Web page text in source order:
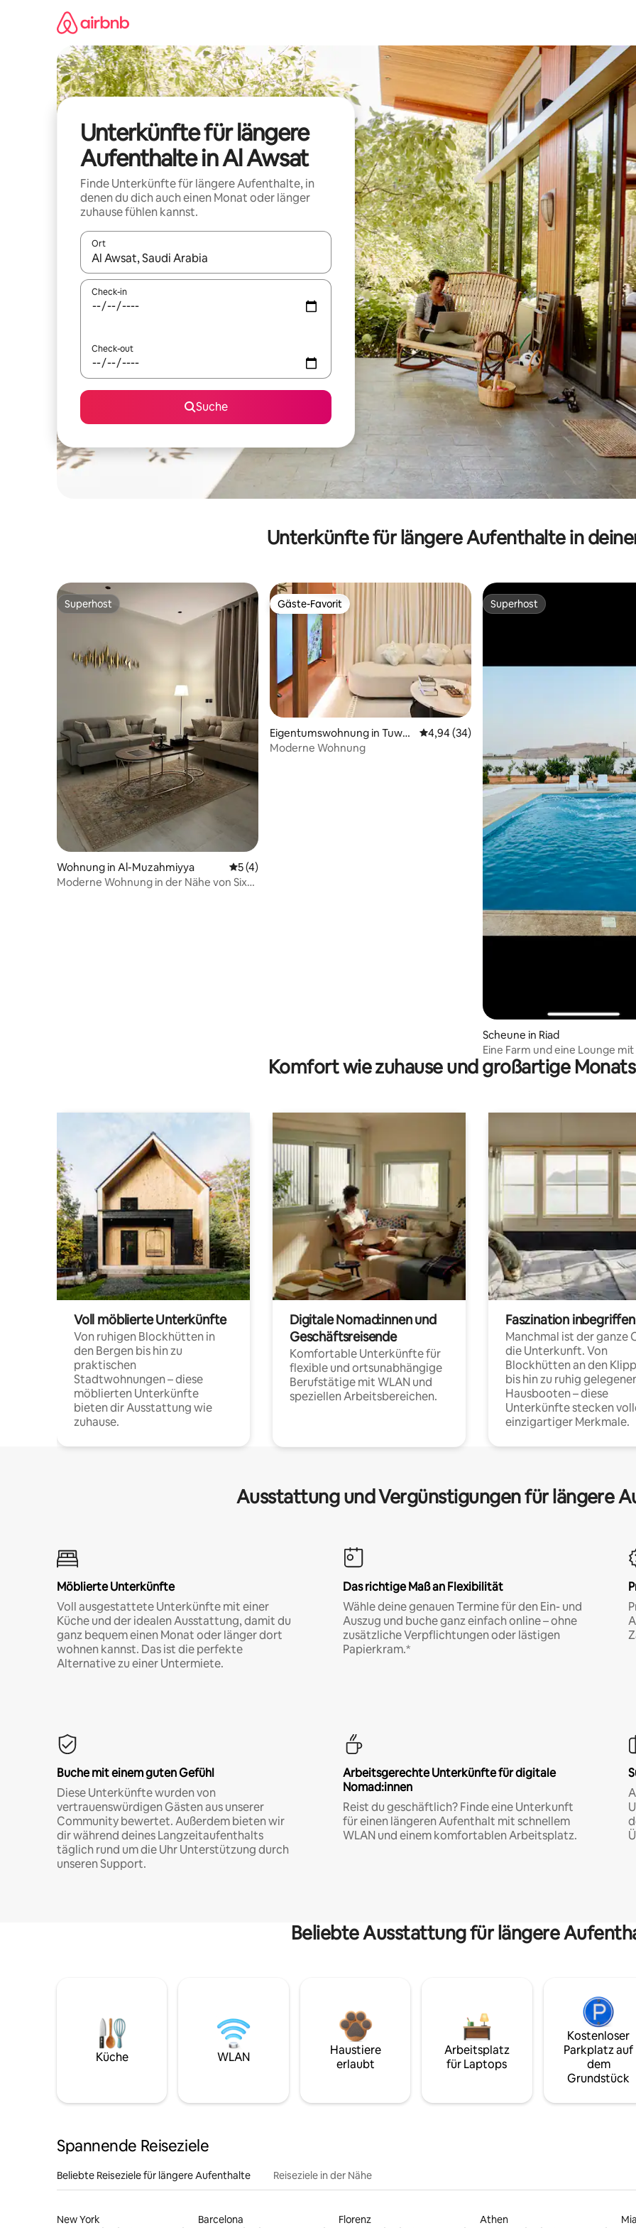
Unterkünfte für längere
Aufenthalte in Al Awsat
Finde Unterkünfte für längere Aufenthalte, in
denen du dich auch einen Monat oder länger
zuhause fühlen kannst.
Ort
Wenn Ergebnisse verfügbar sind, navigiere mit den Pfeiltasten nach oben und unten oder erkunde die Ergebnisse
Check-in
Check-out
Suche
Unterkünfte für längere Aufenthalte in
Superhost
Superhost
Wohnung in Al-Muzahmiyya Durchschnittliche Bewertung: 5 von 5, 4 Bewertungen
5 (4)
Moderne Wohnung in der Nähe von Six
Gäste-Favorit
Gäste-Favorit
Eigentumswohnung in Tuwai
q
Durchschnittliche Bewertung: 4,94 von 5,
4,94 (34)
Moderne Wohnung
Superhost
Superhost
Scheune in Riad
Eine Farm und eine Lounge
den Berg und weitläufige
Komfort wie zuhause und großartige
Voll möblierte Unterkünfte
Von ruhigen Blockhütten in
den Bergen bis hin zu
praktischen
Stadtwohnungen – diese
möblierten Unterkünfte
bieten dir Ausstattung wie
zuhause.
Digitale Nomad:innen und
Geschäftsreisende
Komfortable Unterkünfte für
flexible und ortsunabhängige
Berufstätige mit WLAN und
speziellen Arbeitsbereichen.
Faszination inbegriffen
Manchmal ist der ganze
die Unterkunft. Von
Blockhütten an den
bis hin zu ruhig
Hausbooten – diese
Unterkünfte stecken
einzigartiger Merkmale.
Ausstattung und Vergünstigungen für längere
Möblierte Unterkünfte
Voll ausgestattete Unterkünfte mit einer
Küche und der idealen Ausstattung, damit du
ganz bequem einen Monat oder länger dort
wohnen kannst. Das ist die perfekte
Alternative zu einer Untermiete.
Das richtige Maß an Flexibilität
Wähle deine genauen Termine für den Ein- und
Auszug und buche ganz einfach online – ohne
zusätzliche Verpflichtungen oder lästigen
Papierkram.*
Buche mit einem guten Gefühl
Diese Unterkünfte wurden von
vertrauenswürdigen Gästen aus unserer
Community bewertet. Außerdem bieten wir
dir während deines Langzeitaufenthalts
täglich rund um die Uhr Unterstützung durch
unseren Support.
Arbeitsgerechte Unterkünfte für digitale
Nomad:innen
Reist du geschäftlich? Finde eine Unterkunft
für einen längeren Aufenthalt mit schnellem
WLAN und einem komfortablen Arbeitsplatz.
Beliebte Ausstattung für längere
Küche WLAN
Haustiere
erlaubt
Arbeitsplatz
für Laptops
Kostenloser
Parkplatz auf
dem
Grundstück
Spannende Reiseziele
Beliebte Reiseziele für längere Aufenthalte Reiseziele in der Nähe
New York
Barcelona
Florenz
Athen